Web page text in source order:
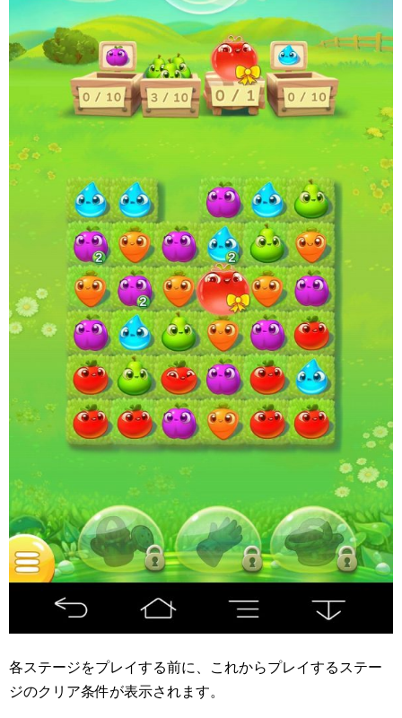
各ステージをプレイする前に、これからプレイするステー
ジのクリア条件が表示されます。